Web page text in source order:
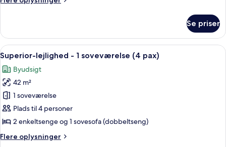
soveværelse
lejlighed
1
soveværelse
(2+2)
Se priser
Indlæs
alle
billeder
af
Superior-
lejlighed
-
soveværelse
Et hotelværelse med en stor seng,
9
Superior-lejlighed - 1 soveværelse (4 pax)
Byudsigt
42 m²
1 soveværelse
Plads til 4 personer
2 enkeltsenge og 1 sovesofa (dobbeltseng)
Flere oplysninger
Flere